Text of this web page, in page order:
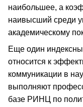
наибольшее, а
наивысший среди
академическому
Еще один
относится к
коммуникации в
выполняют
базе РИНЦ по